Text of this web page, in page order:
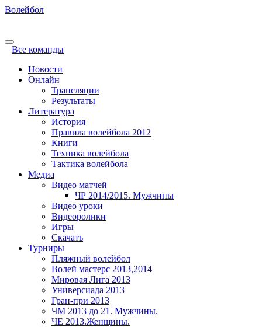
Волейбол
Все команды
Новости
Онлайн
Трансляции
Результаты
Литература
История
Правила волейбола 2012
Книги
Техника волейбола
Тактика волейбола
Медиа
Видео матчей
ЧР 2014/2015. Мужчины
Видео уроки
Видеоролики
Игры
Скачать
Турниры
Пляжный волейбол
Волей мастерс 2013,2014
Мировая Лига 2013
Универсиада 2013
Гран-при 2013
ЧМ 2013 до 21. Мужчины.
ЧЕ 2013.Женщины.